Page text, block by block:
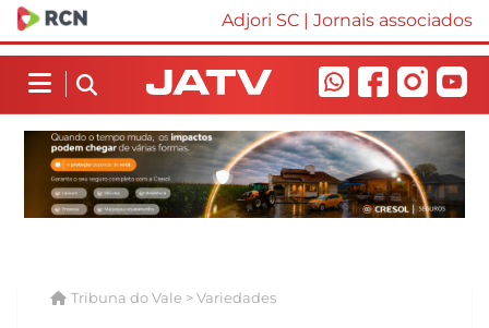
Adjori SC | Jornais associados
Tribuna do Vale > Variedades